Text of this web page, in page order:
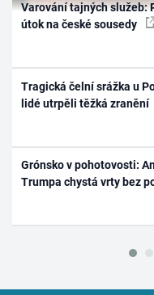
Varování tajných služeb:
útok na české sousedy
Tragická čelní srážka u
lidé utrpěli těžká zranění
Grónsko v pohotovosti:
Trumpa chystá vrty bez